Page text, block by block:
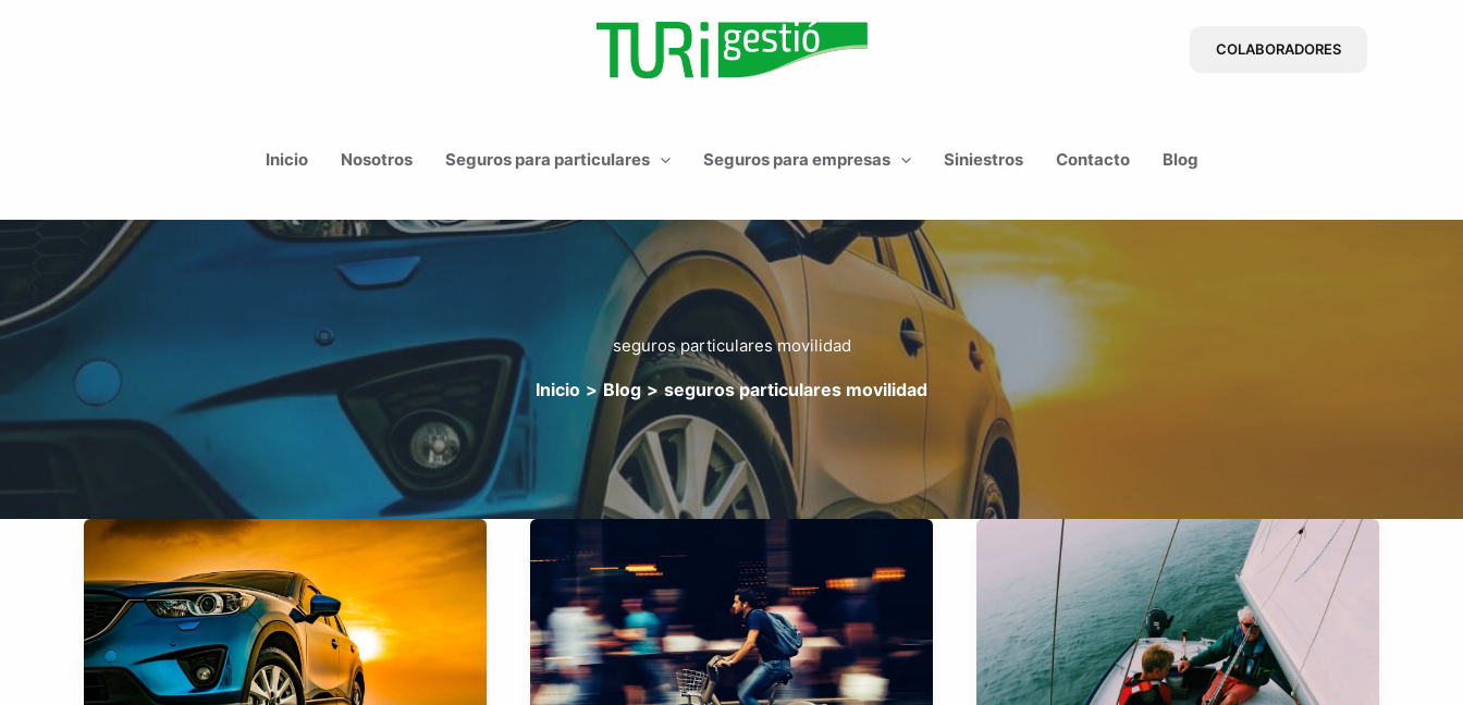
COLABORADORES
Inicio Nosotros Seguros para particulares Seguros para empresas Siniestros Contacto Blog
seguros particulares movilidad
Inicio Blog seguros particulares movilidad